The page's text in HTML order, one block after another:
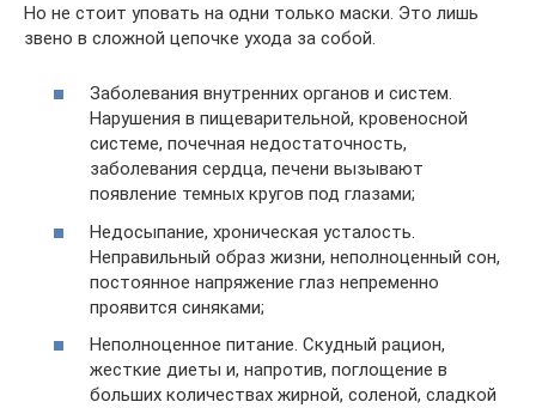
Но не стоит уповать на одни только маски. Это лишь
звено в сложной цепочке ухода за собой.
Заболевания внутренних органов и систем.
Нарушения в пищеварительной, кровеносной
системе, почечная недостаточность,
заболевания сердца, печени вызывают
появление темных кругов под глазами;
Недосыпание, хроническая усталость.
Неправильный образ жизни, неполноценный сон,
постоянное напряжение глаз непременно
проявится синяками;
Неполноценное питание. Скудный рацион,
жесткие диеты и, напротив, поглощение в
больших количествах жирной, соленой, сладкой